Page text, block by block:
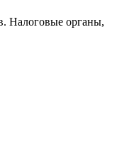
Налоговые органы,